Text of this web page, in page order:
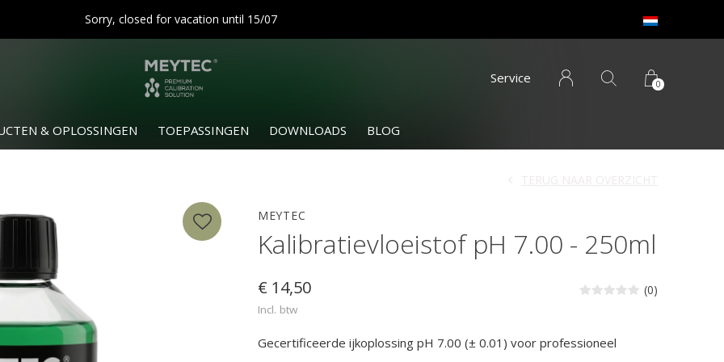
& OPLOSSINGEN TOEPASSINGEN DOWNLOADS BLOG
Service 0
Sorry, closed for vacation until 15/07
MEYTEC
Kalibratievloeistof pH 7.00 - 250ml
€ 14,50
Incl. btw
(0)
Gecertificeerde ijkoplossing pH 7.00 (± 0.01) voor professioneel